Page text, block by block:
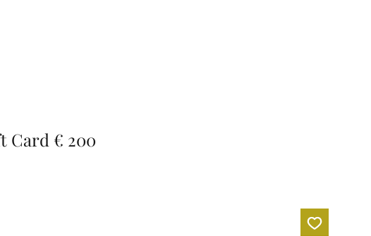
Card € 200